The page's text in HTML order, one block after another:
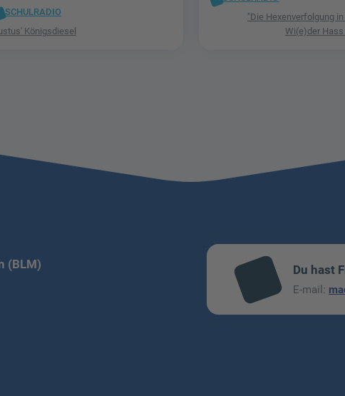
SCHULRADIO
Königsdiesel
"Die Hexenverfolgung
Wi(e)der Hass
(BLM)
mai
l
Du hast
E-mail: